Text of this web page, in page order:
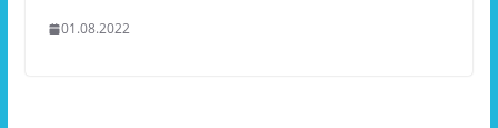
01.08.2022